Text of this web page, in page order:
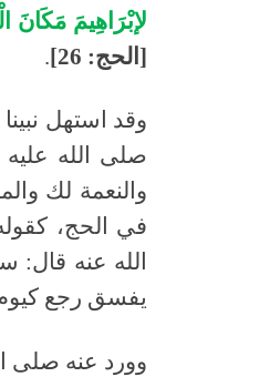
لإبْرَاهِيمَ مَكَانَ
[الحج: 26]
.
وقد استهل
صلى الله عليه
والنعمة لك
في الحج،
الله عنه
يفسق رجع كيوم
وورد عنه صلى